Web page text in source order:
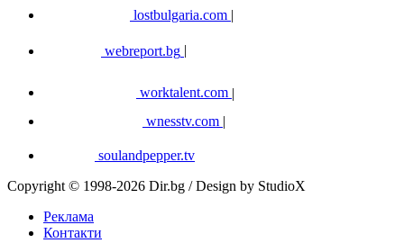
lostbulgaria.com |
webreport.bg
worktalent.com |
wnesstv.com |
soulandpepper.tv
Copyright © 1998-2026 Dir.bg / Design by StudioX
Реклама
Контакти